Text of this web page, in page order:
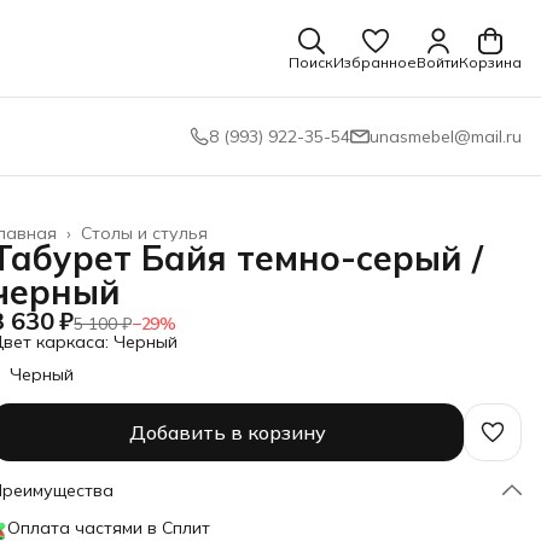
ПоискИзбранноеВойтиКорзина
8 (993) 922-35-54 unasmebel@mail.ru
Столы и стулья
›
Байя темно-серый /
630 ₽5 100 ₽−29%
каркаса: Черный
Черный
Добавить в корзину
Оплата частями в Сплит